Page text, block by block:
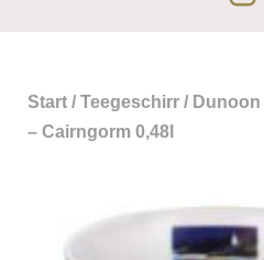
Start / Teegeschirr / Dunoon
– Cairngorm 0,48l